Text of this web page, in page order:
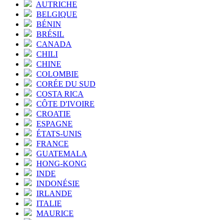
AUTRICHE
BELGIQUE
BÉNIN
BRÉSIL
CANADA
CHILI
CHINE
COLOMBIE
CORÉE DU SUD
COSTA RICA
CÔTE D'IVOIRE
CROATIE
ESPAGNE
ÉTATS-UNIS
FRANCE
GUATEMALA
HONG-KONG
INDE
INDONÉSIE
IRLANDE
ITALIE
MAURICE